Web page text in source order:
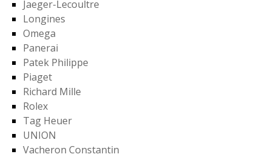
Jaeger-Lecoultre
Longines
Omega
Panerai
Patek Philippe
Piaget
Richard Mille
Rolex
Tag Heuer
UNION
Vacheron Constantin